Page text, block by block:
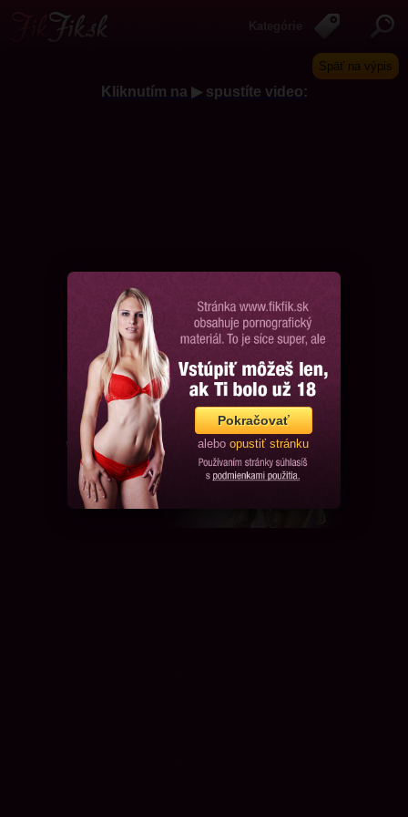
Späť na výpis
Kliknutím na ▶ spustíte video:
Chcem ďalšie videá, prosím
Pokračovať
alebo opustiť stránku